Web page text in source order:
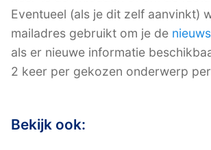
Eventueel (als je dit zelf aanvinkt)
mailadres gebruikt om je de
als er nieuwe informatie
2 keer per gekozen onderwerp
Bekijk ook: